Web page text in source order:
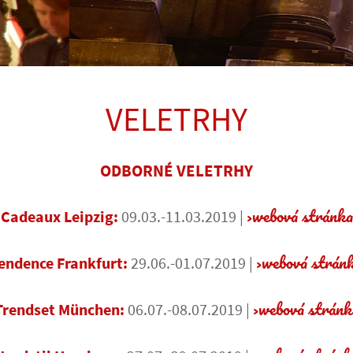
VELETRHY
ODBORNÉ VELETRHY
Cadeaux Leipzig: 09.03.-11.03.2019 | webová stránka
Frankfurt: 29.06.-01.07.2019 | webová
München: 06.07.-08.07.2019 | webová